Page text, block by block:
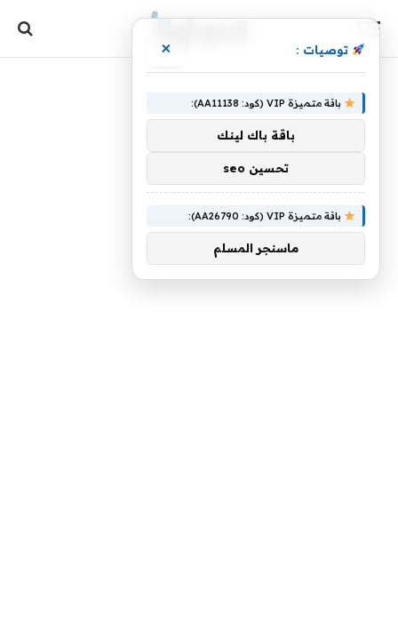
توصيات : ×
باقة متميزة VIP (كود: AA11138):
باقة باك لينك
تحسين seo
باقة متميزة VIP (كود: AA26790):
ماسنجر المسلم